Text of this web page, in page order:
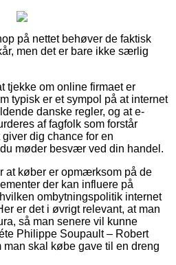
på nettet behøver de faktisk
men det er bare ikke særlig
tjekke om online firmaet er
typisk er et sympol på at internet
danske regler, og at e-
af fagfolk som forstår
dig chance for en
møder besvær ved din handel.
at køber er opmærksom på de
der kan influere på
ombytningspolitik internet
er det i øvrigt relevant, at man
så man senere vil kunne
Philippe Soupault – Robert
skal købe gave til en dreng